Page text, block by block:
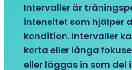
Intervaller är
intensitet som hjälper
kondition. Intervaller
korta eller långa
eller läggas in som del